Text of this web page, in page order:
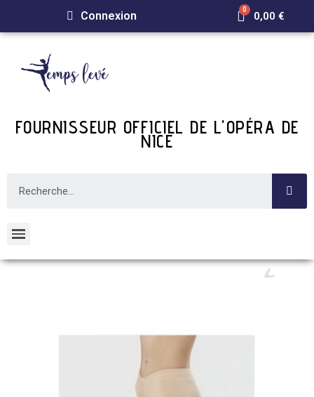
Connexion 0,00 €
FOURNISSEUR OFFICIEL DE L'OPÉRA DE
NICE